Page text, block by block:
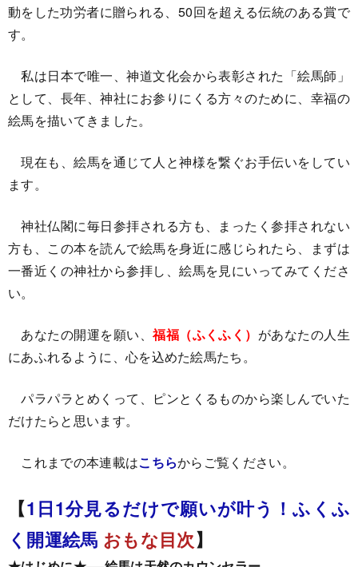
動をした功労者に贈られる、50回を超える伝統のある賞で
す。
私は日本で唯一、神道文化会から表彰された「絵馬師」
として、長年、神社にお参りにくる方々のために、幸福の
絵馬を描いてきました。
現在も、絵馬を通じて人と神様を繋ぐお手伝いをしてい
ます。
神社仏閣に毎日参拝される方も、まったく参拝されない
方も、この本を読んで絵馬を身近に感じられたら、まずは
一番近くの神社から参拝し、絵馬を見にいってみてくださ
い。
あなたの開運を願い、福福（ふくふく） があなたの人生
にあふれるように、心を込めた絵馬たち。
パラパラとめくって、ピンとくるものから楽しんでいた
だけたらと思います。
これまでの本連載はこちらからご覧ください。
【1日1分見るだけで願いが叶う！ふくふ
く開運絵馬 おもな目次】